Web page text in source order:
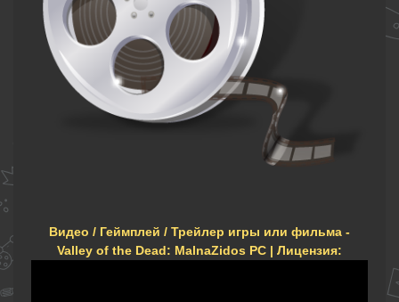
Видео / Геймплей / Трейлер игры или фильма -
Valley of the Dead: MalnaZidos PC | Лицензия: